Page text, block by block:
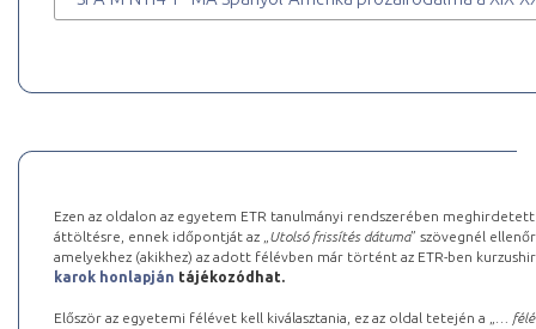
Ezen az oldalon az egyetem ETR tanulmányi rendszerében
áttöltésre, ennek időpontját az „ Utolsó frissítés dátuma” szövegnél
amelyekhez (akikhez) az adott félévben már történt az ETR-ben
karok honlapján tájékozódhat.
Először az egyetemi félévet kell kiválasztania, ez az oldal tetején a „
…